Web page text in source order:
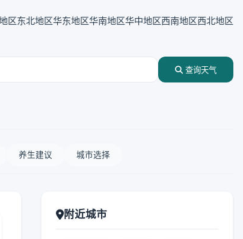
区东北地区华东地区华南地区华中地区西南地区西北地区
查询天气
养生建议 城市选择
附近城市